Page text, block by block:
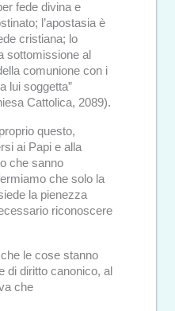
fede divina e
l’apostasia è
cristiana; lo
sottomissione al
comunione con i
lui soggetta”
Cattolica, 2089).
questo,
ai Papi e alla
che sanno
che solo la
la pienezza
riconoscere
le cose stanno
di diritto canonico, al
che